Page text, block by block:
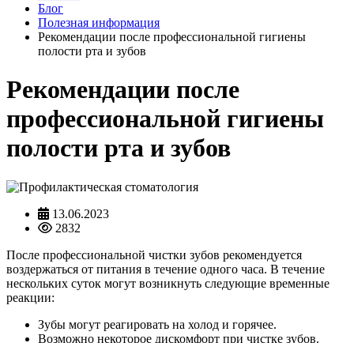
Блог
Полезная информация
Рекомендации после профессиональной гигиены
полости рта и зубов
Рекомендации после
профессиональной гигиены
полости рта и зубов
13.06.2023
2832
После профессиональной чистки зубов рекомендуется
воздержаться от питания в течение одного часа. В течение
нескольких суток могут возникнуть следующие временные
реакции:
Зубы могут реагировать на холод и горячее.
Возможно некоторое дискомфорт при чистке зубов.